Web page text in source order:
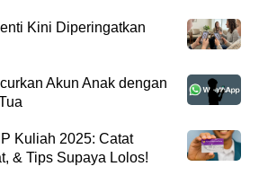
Kini Diperingatkan
Akun Anak dengan
Kuliah 2025: Catat
& Tips Supaya Lolos!